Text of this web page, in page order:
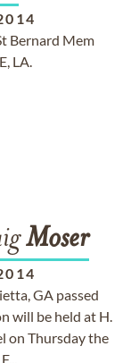
Bernard Mem
LA.
Moser
GA passed
will be held at H.
on Thursday the